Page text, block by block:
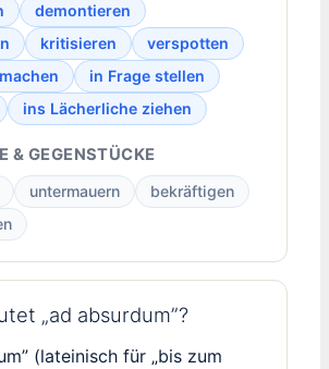
demontieren
kritisieren
verspotten
in Frage stellen
ins Lächerliche ziehen
& GEGENSTÜCKE
untermauern
bekräftigen
„ad absurdum”?
(lateinisch für „bis zum